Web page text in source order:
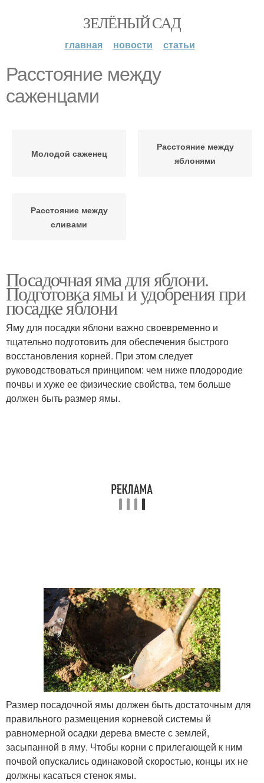
ЗЕЛЁНЫЙ САД
главная новости статьи
Расстояние между
саженцами
Молодой саженец
Расстояние между
яблонями
Расстояние между
сливами
Посадочная яма для яблони.
Подготовка ямы и удобрения при
посадке яблони
Яму для посадки яблони важно своевременно и
тщательно подготовить для обеспечения быстрого
восстановления корней. При этом следует
руководствоваться принципом: чем ниже плодородие
почвы и хуже ее физические свойства, тем больше
должен быть размер ямы.
Размер посадочной ямы должен быть достаточным для
правильного размещения корневой системы й
равномерной осадки дерева вместе с землей,
засыпанной в яму. Чтобы корни с прилегающей к ним
почвой опускались одинаковой скоростью, концы их не
должны касаться стенок ямы.